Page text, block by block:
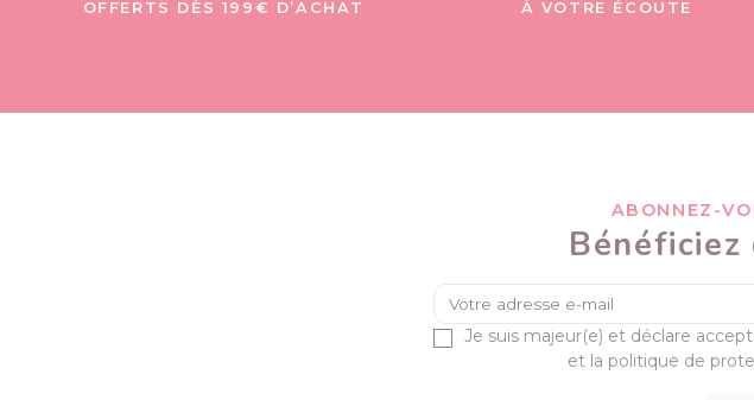
OFFERTS DÈS 199€ D’ACHAT
À VOTRE ÉCOUTE
ABONNEZ-
Bénéficiez
Je suis majeur(e) et déclare
et la politique de